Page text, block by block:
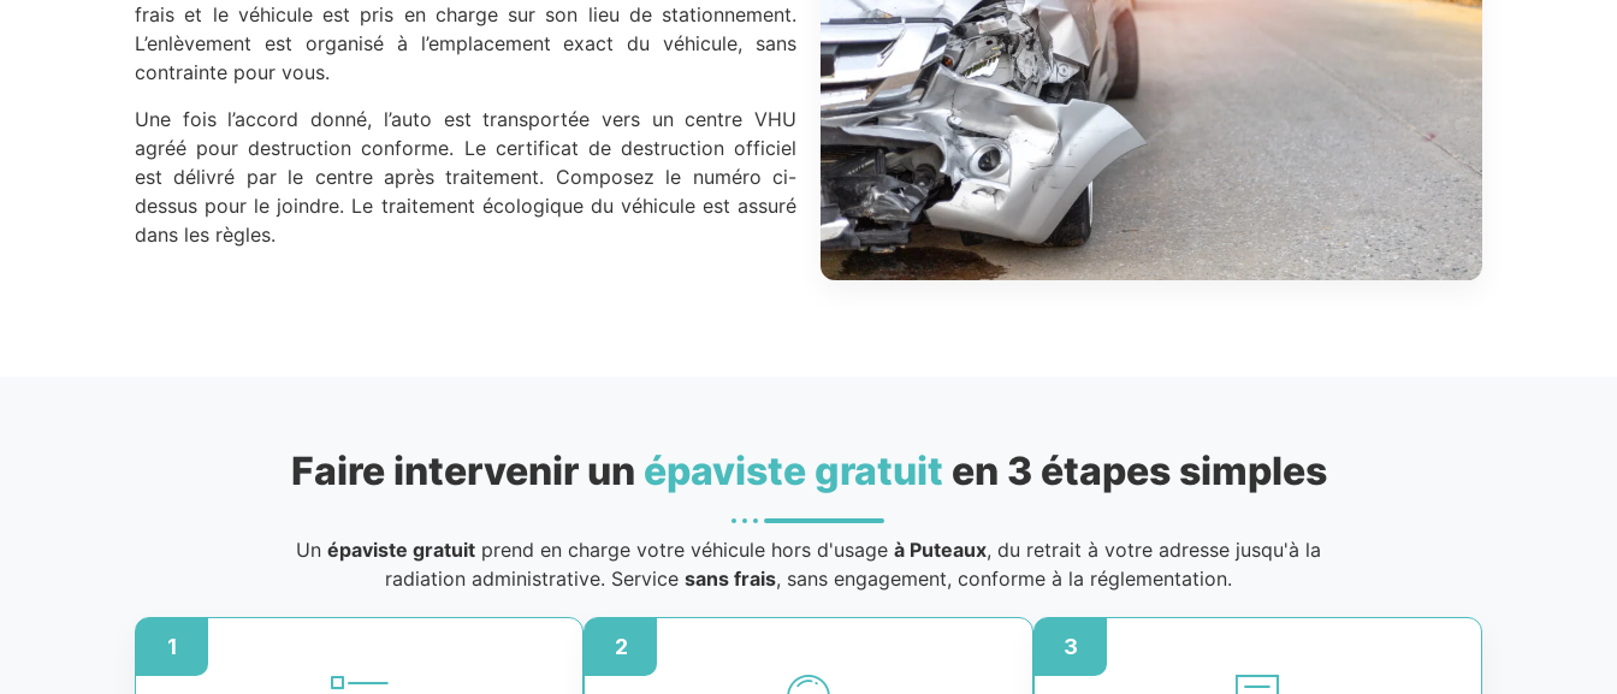
frais et le véhicule est pris en charge sur son lieu de stationnement.
L’enlèvement est organisé à l’emplacement exact du véhicule, sans
contrainte pour vous.
Une fois l’accord donné, l’auto est transportée vers un centre VHU
agréé pour destruction conforme. Le certificat de destruction officiel
est délivré par le centre après traitement. Composez le numéro ci-
dessus pour le joindre. Le traitement écologique du véhicule est assuré
dans les règles.
Faire intervenir un épaviste gratuit en 3 étapes simples
Un épaviste gratuit prend en charge votre véhicule hors d'usage à Puteaux, du retrait à votre adresse jusqu'à la
radiation administrative. Service sans frais, sans engagement, conforme à la réglementation.
1 2 3